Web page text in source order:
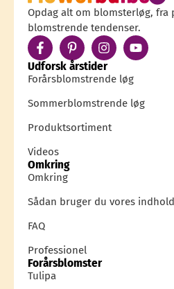
Opdag alt om blomsterløg, fra
blomstrende tendenser.
Udforsk årstider
Forårsblomstrende løg
Sommerblomstrende løg
Produktsortiment
Videos
Omkring
Omkring
Sådan bruger du vores indhold
FAQ
Professionel
Forårsblomster
Tulipa